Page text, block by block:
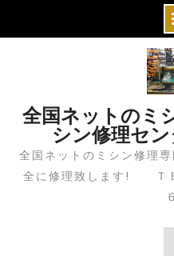
全国ネットのミ
シン修理セ
全国ネットのミシン修理
全に修理致します! Ｔ